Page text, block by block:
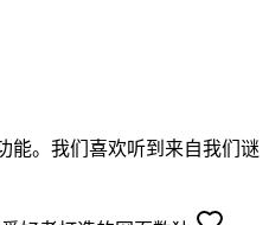
能。我们喜欢听到来自我们谜